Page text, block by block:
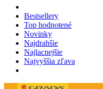
Bestsellery
Top hodnotené
Novinky
Najdrahšie
Najlacnejšie
Najvyššia zľava